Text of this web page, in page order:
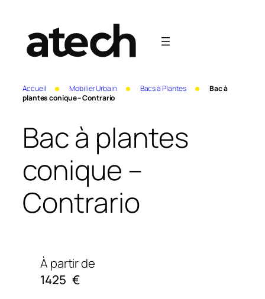
Accueil Mobilier Urbain Bacs à Plantes
Bac à
plantes conique – Contrario
Bac à plantes
conique –
Contrario
À partir de
1425 €